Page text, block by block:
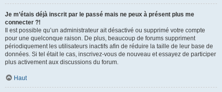
Je m’étais déjà inscrit par le passé mais ne peux à présent plus me
connecter ?!
Il est possible qu’un administrateur ait désactivé ou supprimé votre compte
pour une quelconque raison. De plus, beaucoup de forums suppriment
périodiquement les utilisateurs inactifs afin de réduire la taille de leur base de
données. Si tel était le cas, inscrivez-vous de nouveau et essayez de participer
plus activement aux discussions du forum.
Haut